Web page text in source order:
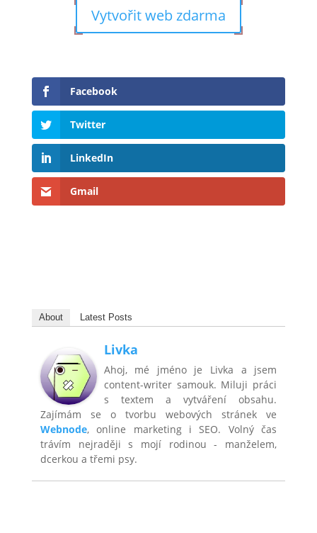
Vytvořit web zdarma
Facebook
Twitter
LinkedIn
Gmail
About Latest Posts
Livka
Ahoj, mé jméno je Livka a jsem
content-writer samouk. Miluji práci
s textem a vytváření obsahu.
Zajímám se o tvorbu webových stránek ve
Webnode, online marketing i SEO. Volný čas
trávím nejraději s mojí rodinou - manželem,
dcerkou a třemi psy.